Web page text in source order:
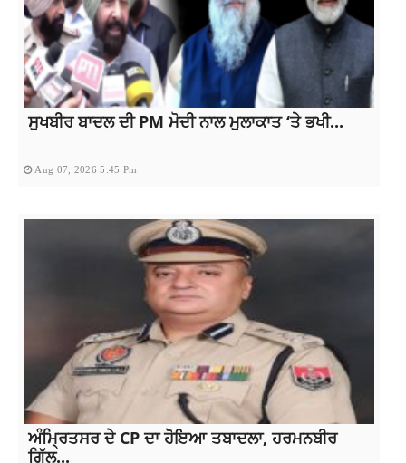
ਸੁਖਬੀਰ ਬਾਦਲ ਦੀ PM ਮੋਦੀ ਨਾਲ ਮੁਲਾਕਾਤ ‘ਤੇ ਭਖੀ...
Aug 07, 2026 5:45 Pm
ਅੰਮ੍ਰਿਤਸਰ ਦੇ CP ਦਾ ਹੋਇਆ ਤਬਾਦਲਾ, ਹਰਮਨਬੀਰ
ਗਿੱਲ...